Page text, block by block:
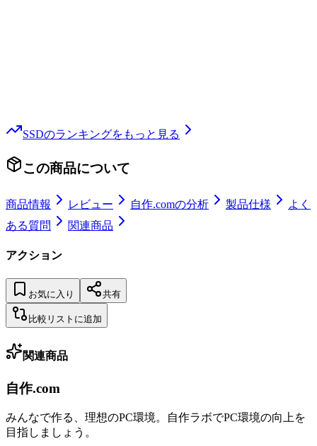
SSDのランキングをもっと見る
この商品について
商品情報 レビュー 自作.comの分析 製品仕様
よく
ある質問
関連商品
アクション
お気に入り 共有
比較リストに追加
関連商品
自作.com
みんなで作る、理想のPC環境。 自作ラボでPC環境の向上を
目指しましょう。